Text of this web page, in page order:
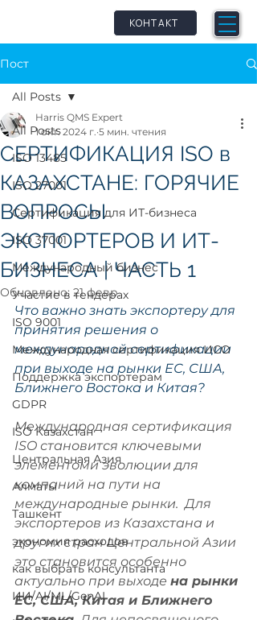
КОНТАКТ
Пост
All Posts
ISO 13485
ISO 27001
Сертификация для ИТ-бизнеса
ISO 37001
Международный бизнес
Участие в тендерах
ISO 9001
Международная сертификация ИСО
Поддержка экспортерам
GDPR
ISO Казахстан
Центральная Азия
Алматы
Ташкент
экономия расходов
как выбрать консультанта
ИИ/AI/ML/GenAI
All Posts
СЕРТИФИКАЦИЯ ISO в
КАЗАХСТАНЕ: ГОРЯЧИЕ
ВОПРОСЫ
ЭКСПОРТЕРОВ И ИТ-
БИЗНЕСА | ЧАСТЬ 1
Harris QMS Expert
1 окт. 2024 г. 5 мин. чтения
Обновлено: 21 февр.
Что важно знать экспортеру для
принятия решения о
международной сертификации
при выходе на рынки ЕС, США,
Ближнего Востока и Китая?
Международная сертификация
ISO становится ключевыми
элементоми эволюции для
компаний на пути на
международные рынки.  Для
экспортеров из Казахстана и
других стран Центральной Азии
это становится особенно
актуально при выходе на рынки
ЕС, США, Китая и Ближнего